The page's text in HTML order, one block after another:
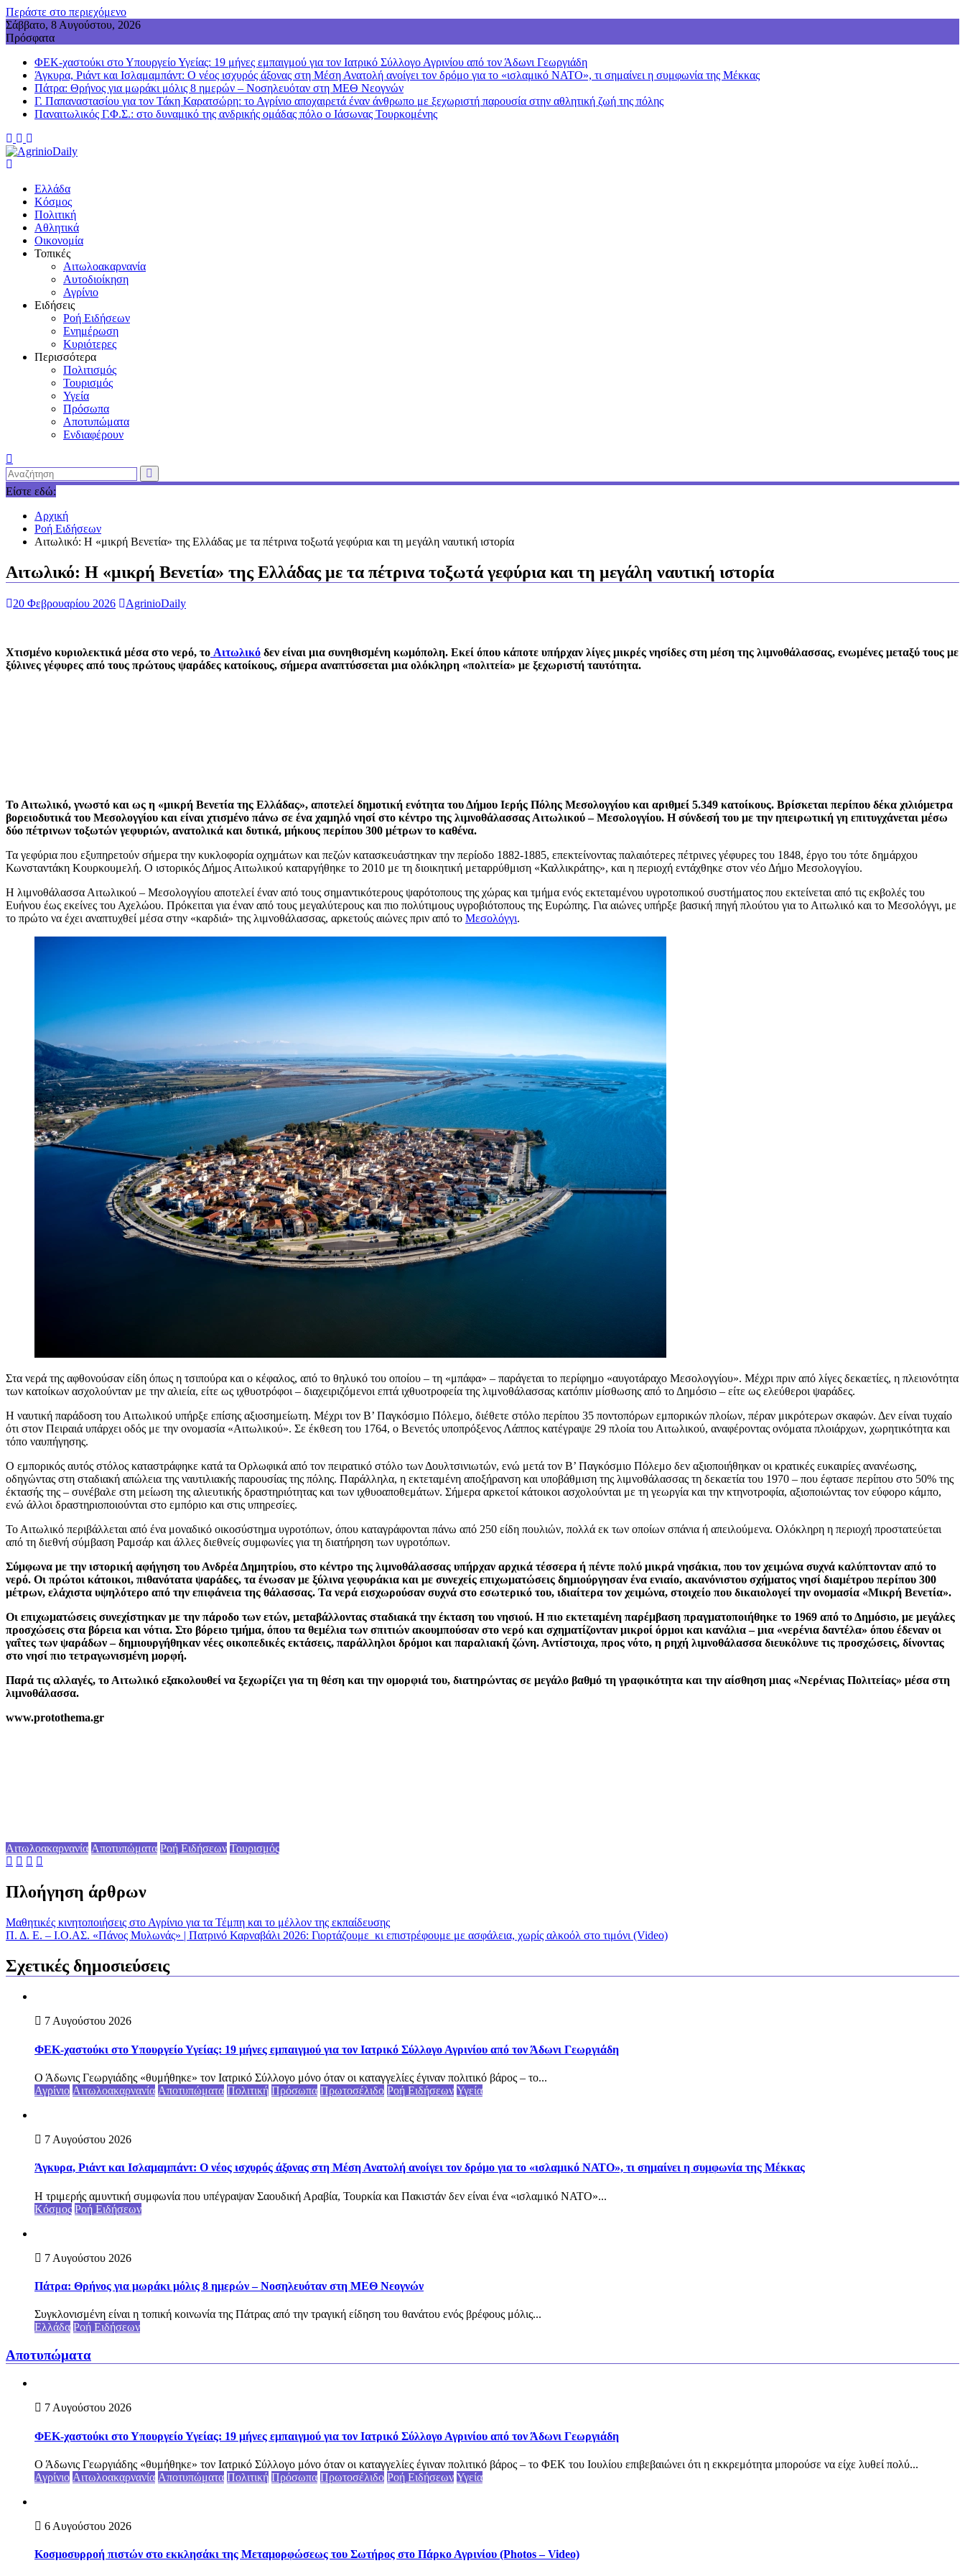
Περάστε στο περιεχόμενο
Σάββατο, 8 Αυγούστου, 2026
Πρόσφατα
ΦΕΚ-χαστούκι στο Υπουργείο Υγείας: 19 μήνες εμπαιγμού για τον Ιατρικό Σύλλογο Αγρινίου από τον Άδωνι Γεωργιάδη
Άγκυρα, Ριάντ και Ισλαμαμπάντ: Ο νέος ισχυρός άξονας στη Μέση Ανατολή ανοίγει τον δρόμο για το «ισλαμικό ΝΑΤΟ», τι σημαίνει η συμφωνία της Μέκκας
Πάτρα: Θρήνος για μωράκι μόλις 8 ημερών – Νοσηλευόταν στη ΜΕΘ Νεογνών
Γ. Παπαναστασίου για τον Τάκη Καρατσώρη: το Αγρίνιο αποχαιρετά έναν άνθρωπο με ξεχωριστή παρουσία στην αθλητική ζωή της πόλης
Παναιτωλικός Γ.Φ.Σ.: στο δυναμικό της ανδρικής ομάδας πόλο ο Ιάσωνας Τουρκομένης
Ελλάδα
Κόσμος
Πολιτική
Αθλητικά
Οικονομία
Τοπικές
Αιτωλοακαρνανία
Αυτοδιοίκηση
Αγρίνιο
Ειδήσεις
Ροή Ειδήσεων
Ενημέρωση
Κυριότερες
Περισσότερα
Πολιτισμός
Τουρισμός
Υγεία
Πρόσωπα
Αποτυπώματα
Ενδιαφέρουν
Είστε εδώ:
Αρχική
Ροή Ειδήσεων
Aιτωλικό: Η «μικρή Βενετία» της Ελλάδας με τα πέτρινα τοξωτά γεφύρια και τη μεγάλη ναυτική ιστορία
Aιτωλικό: Η «μικρή Βενετία» της Ελλάδας με τα πέτρινα τοξωτά γεφύρια και τη μεγάλη ναυτική ιστορία
20 Φεβρουαρίου 2026 AgrinioDaily
Χτισμένο κυριολεκτικά μέσα στο νερό, το Αιτωλικό δεν είναι μια συνηθισμένη κωμόπολη. Εκεί όπου κάποτε υπήρχαν λίγες μικρές νησίδες στη μέση της λιμνοθάλασσας, ενωμένες μεταξύ τους με
ξύλινες γέφυρες από τους πρώτους ψαράδες κατοίκους, σήμερα αναπτύσσεται μια ολόκληρη «πολιτεία» με ξεχωριστή ταυτότητα.
Το Αιτωλικό, γνωστό και ως η «μικρή Βενετία της Ελλάδας», αποτελεί δημοτική ενότητα του Δήμου Ιερής Πόλης Μεσολογγίου και αριθμεί 5.349 κατοίκους. Βρίσκεται περίπου δέκα χιλιόμετρα
βορειοδυτικά του Μεσολογγίου και είναι χτισμένο πάνω σε ένα χαμηλό νησί στο κέντρο της λιμνοθάλασσας Αιτωλικού – Μεσολογγίου. Η σύνδεσή του με την ηπειρωτική γη επιτυγχάνεται μέσω
δύο πέτρινων τοξωτών γεφυριών, ανατολικά και δυτικά, μήκους περίπου 300 μέτρων το καθένα.
Τα γεφύρια που εξυπηρετούν σήμερα την κυκλοφορία οχημάτων και πεζών κατασκευάστηκαν την περίοδο 1882-1885, επεκτείνοντας παλαιότερες πέτρινες γέφυρες του 1848, έργο του τότε δημάρχου
Κωνσταντάκη Κουρκουμελή. Ο ιστορικός Δήμος Αιτωλικού καταργήθηκε το 2010 με τη διοικητική μεταρρύθμιση «Καλλικράτης», και η περιοχή εντάχθηκε στον νέο Δήμο Μεσολογγίου.
Η λιμνοθάλασσα Αιτωλικού – Μεσολογγίου αποτελεί έναν από τους σημαντικότερους ψαρότοπους της χώρας και τμήμα ενός εκτεταμένου υγροτοπικού συστήματος που εκτείνεται από τις εκβολές του
Ευήνου έως εκείνες του Αχελώου. Πρόκειται για έναν από τους μεγαλύτερους και πιο πολύτιμους υγροβιότοπους της Ευρώπης. Για αιώνες υπήρξε βασική πηγή πλούτου για το Αιτωλικό και το Μεσολόγγι, με
το πρώτο να έχει αναπτυχθεί μέσα στην «καρδιά» της λιμνοθάλασσας, αρκετούς αιώνες πριν από το Μεσολόγγι.
Στα νερά της αφθονούσαν είδη όπως η τσιπούρα και ο κέφαλος, από το θηλυκό του οποίου – τη «μπάφα» – παράγεται το περίφημο «αυγοτάραχο Μεσολογγίου». Μέχρι πριν από λίγες δεκαετίες, η πλειονότητα
των κατοίκων ασχολούνταν με την αλιεία, είτε ως ιχθυοτρόφοι – διαχειριζόμενοι επτά ιχθυοτροφεία της λιμνοθάλασσας κατόπιν μίσθωσης από το Δημόσιο – είτε ως ελεύθεροι ψαράδες.
Η ναυτική παράδοση του Αιτωλικού υπήρξε επίσης αξιοσημείωτη. Μέχρι τον Β’ Παγκόσμιο Πόλεμο, διέθετε στόλο περίπου 35 ποντοπόρων εμπορικών πλοίων, πέραν μικρότερων σκαφών. Δεν είναι τυχαίο
ότι στον Πειραιά υπάρχει οδός με την ονομασία «Αιτωλικού». Σε έκθεση του 1764, ο Βενετός υποπρόξενος Λάππος κατέγραψε 29 πλοία του Αιτωλικού, αναφέροντας ονόματα πλοιάρχων, χωρητικότητα και
τόπο ναυπήγησης.
Ο εμπορικός αυτός στόλος καταστράφηκε κατά τα Ορλωφικά από τον πειρατικό στόλο των Δουλτσινιωτών, ενώ μετά τον Β’ Παγκόσμιο Πόλεμο δεν αξιοποιήθηκαν οι κρατικές ευκαιρίες ανανέωσης,
οδηγώντας στη σταδιακή απώλεια της ναυτιλιακής παρουσίας της πόλης. Παράλληλα, η εκτεταμένη αποξήρανση και υποβάθμιση της λιμνοθάλασσας τη δεκαετία του 1970 – που έφτασε περίπου στο 50% της
έκτασής της – συνέβαλε στη μείωση της αλιευτικής δραστηριότητας και των ιχθυοαποθεμάτων. Σήμερα αρκετοί κάτοικοι ασχολούνται με τη γεωργία και την κτηνοτροφία, αξιοποιώντας τον εύφορο κάμπο,
ενώ άλλοι δραστηριοποιούνται στο εμπόριο και στις υπηρεσίες.
Το Αιτωλικό περιβάλλεται από ένα μοναδικό οικοσύστημα υγροτόπων, όπου καταγράφονται πάνω από 250 είδη πουλιών, πολλά εκ των οποίων σπάνια ή απειλούμενα. Ολόκληρη η περιοχή προστατεύεται
από τη διεθνή σύμβαση Ραμσάρ και άλλες διεθνείς συμφωνίες για τη διατήρηση των υγροτόπων.
Σύμφωνα με την ιστορική αφήγηση του Ανδρέα Δημητρίου, στο κέντρο της λιμνοθάλασσας υπήρχαν αρχικά τέσσερα ή πέντε πολύ μικρά νησάκια, που τον χειμώνα συχνά καλύπτονταν από το
νερό. Οι πρώτοι κάτοικοι, πιθανότατα ψαράδες, τα ένωσαν με ξύλινα γεφυράκια και με συνεχείς επιχωματώσεις δημιούργησαν ένα ενιαίο, ακανόνιστου σχήματος νησί διαμέτρου περίπου 300
μέτρων, ελάχιστα υψηλότερο από την επιφάνεια της θάλασσας. Τα νερά εισχωρούσαν συχνά στο εσωτερικό του, ιδιαίτερα τον χειμώνα, στοιχείο που δικαιολογεί την ονομασία «Μικρή Βενετία».
Οι επιχωματώσεις συνεχίστηκαν με την πάροδο των ετών, μεταβάλλοντας σταδιακά την έκταση του νησιού. Η πιο εκτεταμένη παρέμβαση πραγματοποιήθηκε το 1969 από το Δημόσιο, με μεγάλες
προσχώσεις στα βόρεια και νότια. Στο βόρειο τμήμα, όπου τα θεμέλια των σπιτιών ακουμπούσαν στο νερό και σχηματίζονταν μικροί όρμοι και κανάλια – μια «νερένια δαντέλα» όπου έδεναν οι
γαΐτες των ψαράδων – δημιουργήθηκαν νέες οικοπεδικές εκτάσεις, παράλληλοι δρόμοι και παραλιακή ζώνη. Αντίστοιχα, προς νότο, η ρηχή λιμνοθάλασσα διευκόλυνε τις προσχώσεις, δίνοντας
στο νησί πιο τετραγωνισμένη μορφή.
Παρά τις αλλαγές, το Αιτωλικό εξακολουθεί να ξεχωρίζει για τη θέση και την ομορφιά του, διατηρώντας σε μεγάλο βαθμό τη γραφικότητα και την αίσθηση μιας «Νερένιας Πολιτείας» μέσα στη
λιμνοθάλασσα.
www.protothema.gr
Αιτωλοακαρνανία Αποτυπώματα Ροή Ειδήσεων Τουρισμός
Πλοήγηση άρθρων
Μαθητικές κινητοποιήσεις στο Αγρίνιο για τα Τέμπη και το μέλλον της εκπαίδευσης
Π. Δ. Ε. – Ι.Ο.ΑΣ. «Πάνος Μυλωνάς» | Πατρινό Καρναβάλι 2026: Γιορτάζουμε κι επιστρέφουμε με ασφάλεια, χωρίς αλκοόλ στο τιμόνι (Video)
Σχετικές δημοσιεύσεις
7 Αυγούστου 2026
ΦΕΚ-χαστούκι στο Υπουργείο Υγείας: 19 μήνες εμπαιγμού για τον Ιατρικό Σύλλογο Αγρινίου από τον Άδωνι Γεωργιάδη
Ο Άδωνις Γεωργιάδης «θυμήθηκε» τον Ιατρικό Σύλλογο μόνο όταν οι καταγγελίες έγιναν πολιτικό βάρος – το...
Αγρίνιο Αιτωλοακαρνανία Αποτυπώματα Πολιτική Πρόσωπα Πρωτοσέλιδο Ροή Ειδήσεων Υγεία
7 Αυγούστου 2026
Άγκυρα, Ριάντ και Ισλαμαμπάντ: Ο νέος ισχυρός άξονας στη Μέση Ανατολή ανοίγει τον δρόμο για το «ισλαμικό ΝΑΤΟ», τι σημαίνει η συμφωνία της Μέκκας
Η τριμερής αμυντική συμφωνία που υπέγραψαν Σαουδική Αραβία, Τουρκία και Πακιστάν δεν είναι ένα «ισλαμικό ΝΑΤΟ»...
Κόσμος Ροή Ειδήσεων
7 Αυγούστου 2026
Πάτρα: Θρήνος για μωράκι μόλις 8 ημερών – Νοσηλευόταν στη ΜΕΘ Νεογνών
Συγκλονισμένη είναι η τοπική κοινωνία της Πάτρας από την τραγική είδηση του θανάτου ενός βρέφους μόλις...
Ελλάδα Ροή Ειδήσεων
Αποτυπώματα
7 Αυγούστου 2026
ΦΕΚ-χαστούκι στο Υπουργείο Υγείας: 19 μήνες εμπαιγμού για τον Ιατρικό Σύλλογο Αγρινίου από τον Άδωνι Γεωργιάδη
Ο Άδωνις Γεωργιάδης «θυμήθηκε» τον Ιατρικό Σύλλογο μόνο όταν οι καταγγελίες έγιναν πολιτικό βάρος – το ΦΕΚ του Ιουλίου επιβεβαιώνει ότι η εκκρεμότητα μπορούσε να είχε λυθεί πολύ...
Αγρίνιο Αιτωλοακαρνανία Αποτυπώματα Πολιτική Πρόσωπα Πρωτοσέλιδο Ροή Ειδήσεων Υγεία
6 Αυγούστου 2026
Κοσμοσυρροή πιστών στο εκκλησάκι της Μεταμορφώσεως του Σωτήρος στο Πάρκο Αγρινίου (Photos – Video)